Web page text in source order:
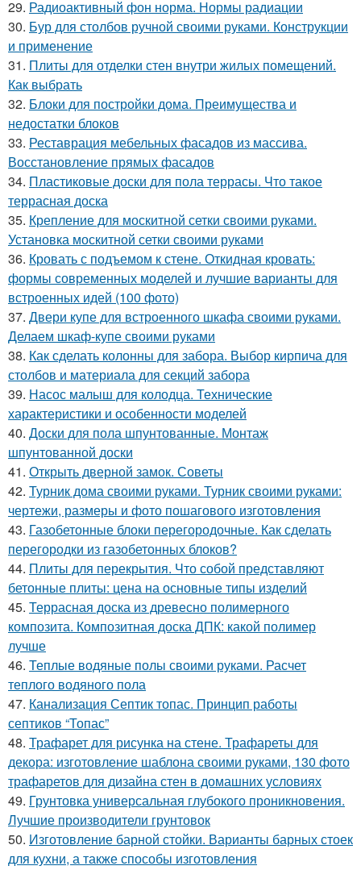
29. Радиоактивный фон норма. Нормы радиации
30. Бур для столбов ручной своими руками. Конструкции
и применение
31. Плиты для отделки стен внутри жилых помещений.
Как выбрать
32. Блоки для постройки дома. Преимущества и
недостатки блоков
33. Реставрация мебельных фасадов из массива.
Восстановление прямых фасадов
34. Пластиковые доски для пола террасы. Что такое
террасная доска
35. Крепление для москитной сетки своими руками.
Установка москитной сетки своими руками
36. Кровать с подъемом к стене. Откидная кровать:
формы современных моделей и лучшие варианты для
встроенных идей (100 фото)
37. Двери купе для встроенного шкафа своими руками.
Делаем шкаф-купе своими руками
38. Как сделать колонны для забора. Выбор кирпича для
столбов и материала для секций забора
39. Насос малыш для колодца. Технические
характеристики и особенности моделей
40. Доски для пола шпунтованные. Монтаж
шпунтованной доски
41. Открыть дверной замок. Советы
42. Турник дома своими руками. Турник своими руками:
чертежи, размеры и фото пошагового изготовления
43. Газобетонные блоки перегородочные. Как сделать
перегородки из газобетонных блоков?
44. Плиты для перекрытия. Что собой представляют
бетонные плиты: цена на основные типы изделий
45. Террасная доска из древесно полимерного
композита. Композитная доска ДПК: какой полимер
лучше
46. Теплые водяные полы своими руками. Расчет
теплого водяного пола
47. Канализация Септик топас. Принцип работы
септиков “Топас”
48. Трафарет для рисунка на стене. Трафареты для
декора: изготовление шаблона своими руками, 130 фото
трафаретов для дизайна стен в домашних условиях
49. Грунтовка универсальная глубокого проникновения.
Лучшие производители грунтовок
50. Изготовление барной стойки. Варианты барных стоек
для кухни, а также способы изготовления